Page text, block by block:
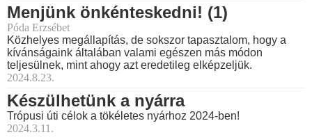
Menjünk önkénteskedni! (1)
Póda Erzsébet
Közhelyes megállapítás, de sokszor tapasztalom, hogy a
kívánságaink általában valami egészen más módon
teljesülnek, mint ahogy azt eredetileg elképzeljük.
2024.8.23.
Készülhetünk a nyárra
Trópusi úti célok a tökéletes nyárhoz 2024-ben!
2024.3.11.